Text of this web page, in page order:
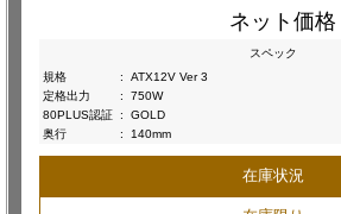
ネット価格
スペック
規格
:
ATX12V Ver 3
定格出力
:
750W
80PLUS認証 :
GOLD
奥行
: 140mm
在庫状況